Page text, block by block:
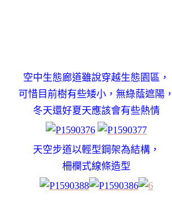
空中生態廊道雖說穿越生態園區，
可惜目前樹有些矮小，無綠蔭遮陽，
冬天還好夏天應該會有些熱情
天空步道以輕型鋼架為結構，
柵欄式線條造型